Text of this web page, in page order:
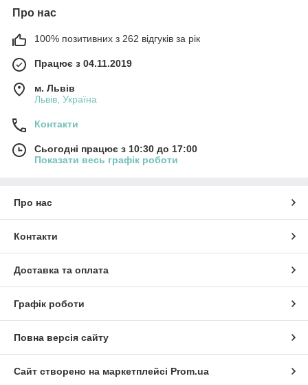
Про нас
100% позитивних з 262 відгуків за рік
Працює з 04.11.2019
м. Львів
Львів, Україна
Контакти
Сьогодні працює з 10:30 до 17:00
Показати весь графік роботи
Про нас
Контакти
Доставка та оплата
Графік роботи
Повна версія сайту
Сайт створено на маркетплейсі Prom.ua